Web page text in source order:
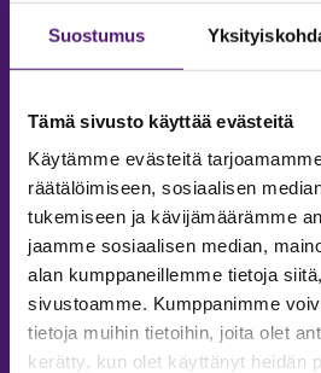
Suostumus
Tämä sivusto käyttää evästeitä
Käytämme evästeitä
räätälöimiseen, sosiaalisen
tukemiseen ja kävijämäärämme
jaamme sosiaalisen median,
alan kumppaneillemme tietoja
sivustoamme. Kumppanimme
tietoja muihin tietoihin, joita olet
kerätty, kun olet käyttänyt heidän
MAJOITUS